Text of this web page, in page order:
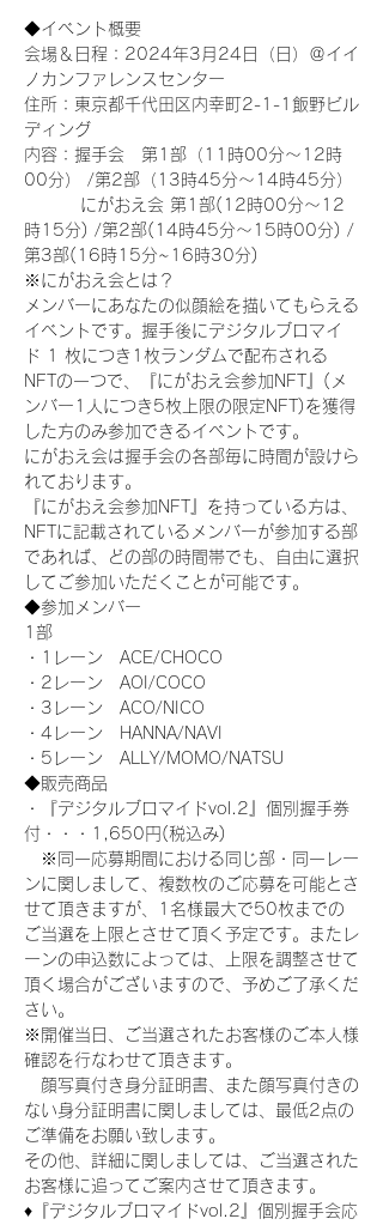
◆イベント概要
会場＆日程：2024年3月24日（日）＠イイ
ノカンファレンスセンター
住所：東京都千代田区内幸町2-1-1飯野ビル
ディング
内容：握手会　第1部（11時00分～12時
00分） /第2部（13時45分～14時45分）
にがおえ会 第1部(12時00分～12
時15分) /第2部(14時45分～15時00分) /
第3部(16時15分~16時30分)
※にがおえ会とは？
メンバーにあなたの似顔絵を描いてもらえる
イベントです。握手後にデジタルブロマイ
ド 1 枚につき1枚ランダムで配布される
NFTの一つで、『にがおえ会参加NFT』(メ
ンバー1人につき5枚上限の限定NFT)を獲得
した方のみ参加できるイベントです。
にがおえ会は握手会の各部毎に時間が設けら
れております。
『にがおえ会参加NFT』を持っている方は、
NFTに記載されているメンバーが参加する部
であれば、どの部の時間帯でも、自由に選択
してご参加いただくことが可能です。
◆参加メンバー
1部
・1レーン　ACE/CHOCO
・2レーン　AOI/COCO
・3レーン　ACO/NICO
・4レーン　HANNA/NAVI
・5レーン　ALLY/MOMO/NATSU
◆販売商品
・『デジタルブロマイドvol.2』個別握手券
付・・・1,650円(税込み)
※同一応募期間における同じ部・同一レー
ンに関しまして、複数枚のご応募を可能とさ
せて頂きますが、1名様最大で50枚までの
ご当選を上限とさせて頂く予定です。またレ
ーンの申込数によっては、上限を調整させて
頂く場合がございますので、予めご了承くだ
さい。
※開催当日、ご当選されたお客様のご本人様
確認を行なわせて頂きます。
顔写真付き身分証明書、また顔写真付きの
ない身分証明書に関しましては、最低2点の
ご準備をお願い致します。
その他、詳細に関しましては、ご当選された
お客様に追ってご案内させて頂きます。
♦『デジタルブロマイドvol.2』個別握手会応